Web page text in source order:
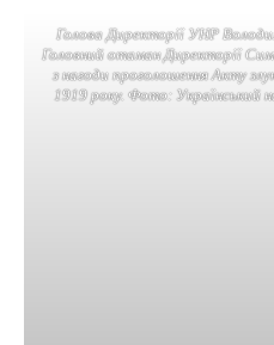
Голова Директорії УНР
Головний отаман Директорії
з нагоди проголошення Акту
1919 року. Фото: Український